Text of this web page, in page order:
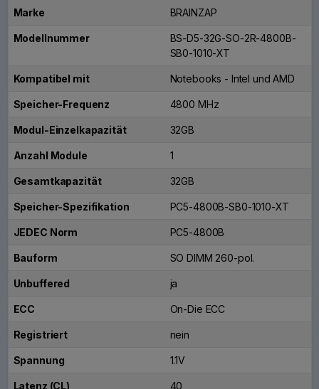
Marke BRAINZAP
Modellnummer
BS-D5-32G-SO-2R-4800B-
SB0-1010-XT
Kompatibel mit Notebooks - Intel und AMD
Speicher-Frequenz 4800 MHz
Modul-Einzelkapazität 32GB
Anzahl Module 1
Gesamtkapazität 32GB
Speicher-Spezifikation PC5-4800B-SB0-1010-XT
JEDEC Norm PC5-4800B
Bauform SO DIMM 260-pol.
Unbuffered ja
ECC On-Die ECC
Registriert nein
Spannung 1.1V
Latenz (CL) 40